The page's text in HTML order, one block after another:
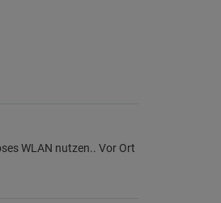
WLAN nutzen.. Vor Ort